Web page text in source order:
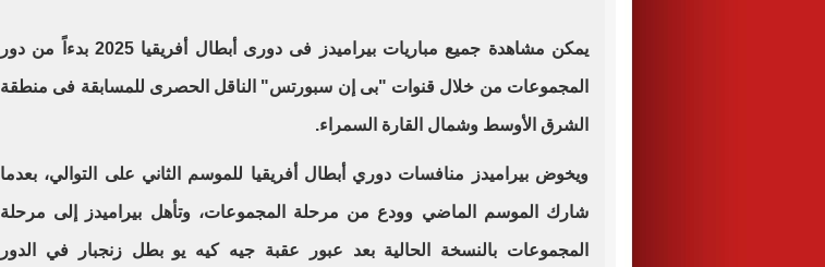
يمكن مشاهدة جميع مباريات بيراميدز فى دورى أبطال أفريقيا 2025 بدءاً من دور
المجموعات من خلال قنوات "بى إن سبورتس" الناقل الحصرى للمسابقة فى منطقة
الشرق الأوسط وشمال القارة السمراء.
ويخوض بيراميدز منافسات دوري أبطال أفريقيا للموسم الثاني على التوالي، بعدما
شارك الموسم الماضي وودع من مرحلة المجموعات، وتأهل بيراميدز إلى مرحلة
المجموعات بالنسخة الحالية بعد عبور عقبة جيه كيه يو بطل زنجبار في الدور